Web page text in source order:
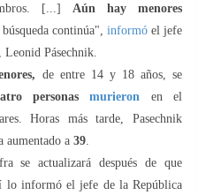
[...] Aún hay menores
continúa", informó el jefe
Pásechnik.
de entre 14 y 18 años, se
personasmurieron en el
Horas más tarde, Pasechnik
aumentado a 39
se actualizará después de que
lo informó el jefe de la República